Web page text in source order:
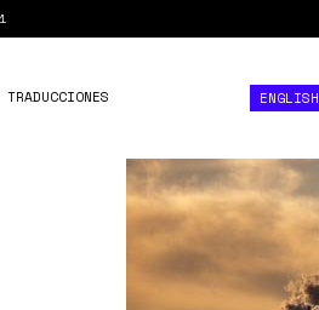
TRADUCCIONES ENGLISH
refinería
eeuu
exxonmobil.jpg